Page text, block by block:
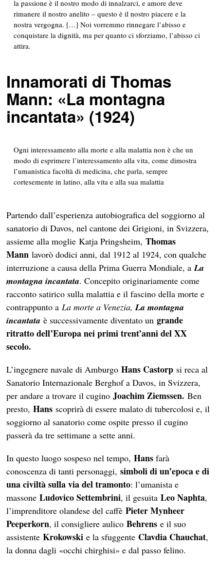
la passione è il nostro modo di innalzarci, e amore deve
rimanere il nostro anelito – questo è il nostro piacere e la
nostra vergogna. […] Noi vorremmo rinnegare l’abisso e
conquistare la dignità, ma per quanto ci sforziamo, l’abisso ci
attira.
Innamorati di Thomas
Mann: «La montagna
incantata» (1924)
Ogni interessamento alla morte e alla malattia non è che un
modo di esprimere l’interessamento alla vita, come dimostra
l’umanistica facoltà di medicina, che parla, sempre
cortesemente in latino, alla vita e alla sua malattia
Partendo dall’esperienza autobiografica del soggiorno al
sanatorio di Davos, nel cantone dei Grigioni, in Svizzera,
assieme alla moglie Katja Pringsheim,Thomas
Mann lavorò dodici anni, dal 1912 al 1924, con qualche
interruzione a causa della Prima Guerra Mondiale, aLa
montagna incantata. Concepito originariamente come
racconto satirico sulla malattia e il fascino della morte e
contrappunto aLa morte a Venezia,La montagna
incantataè successivamente diventato ungrande
ritratto dell’Europa nei primi trent’anni del XX
secolo.
L’ingegnere navale di AmburgoHans Castorp si reca al
Sanatorio Internazionale Berghof a Davos, in Svizzera,
per andare a trovare il cuginoJoachim Ziemssen.Ben
presto,Hans scoprirà di essere malato di tubercolosi e, il
soggiorno al sanatorio come ospite presso il cugino
passerà da tre settimane a sette anni.
In questo luogo sospeso nel tempo,Hans farà
conoscenza di tanti personaggi,simboli di un’epoca e di
una civiltà sulla via del tramonto: l’umanista e
massoneLudovico Settembrini, il gesuitaLeo Naphta,
l’imprenditore olandese del caffèPieter Mynheer
Peeperkorn, il consigliere aulicoBehrens e il suo
assistente Krokowskie la sfuggente Clavdia Chauchat,
la donna dagli «occhi chirghisi» e dal passo felino.